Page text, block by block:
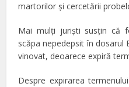
martorilor şi cercetării
Mai mulţi jurişti susţin că
scăpa nepedepsit în dosarul
vinovat, deoarece expiră
Despre expirarea